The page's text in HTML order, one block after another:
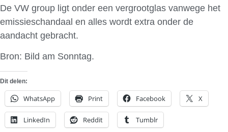
De VW group ligt onder een vergrootglas vanwege het
emissieschandaal en alles wordt extra onder de
aandacht gebracht.
Bron: Bild am Sonntag.
Dit delen:
WhatsApp Print Facebook X
LinkedIn Reddit Tumblr